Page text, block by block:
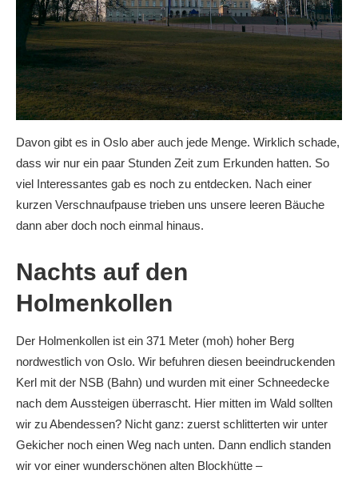
Davon gibt es in Oslo aber auch jede Menge. Wirklich schade,
dass wir nur ein paar Stunden Zeit zum Erkunden hatten. So
viel Interessantes gab es noch zu entdecken. Nach einer
kurzen Verschnaufpause trieben uns unsere leeren Bäuche
dann aber doch noch einmal hinaus.
Nachts auf den
Holmenkollen
Der Holmenkollen ist ein 371 Meter (moh) hoher Berg
nordwestlich von Oslo. Wir befuhren diesen beeindruckenden
Kerl mit der NSB (Bahn) und wurden mit einer Schneedecke
nach dem Aussteigen überrascht. Hier mitten im Wald sollten
wir zu Abendessen? Nicht ganz: zuerst schlitterten wir unter
Gekicher noch einen Weg nach unten. Dann endlich standen
wir vor einer wunderschönen alten Blockhütte –